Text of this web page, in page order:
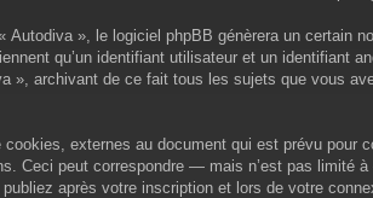
», le logiciel phpBB génèrera un certain
qu’un identifiant utilisateur et un identifiant
archivant de ce fait tous les sujets que vous
externes au document qui est prévu pour
Ceci peut correspondre — mais n’est pas limité
après votre inscription et lors de votre